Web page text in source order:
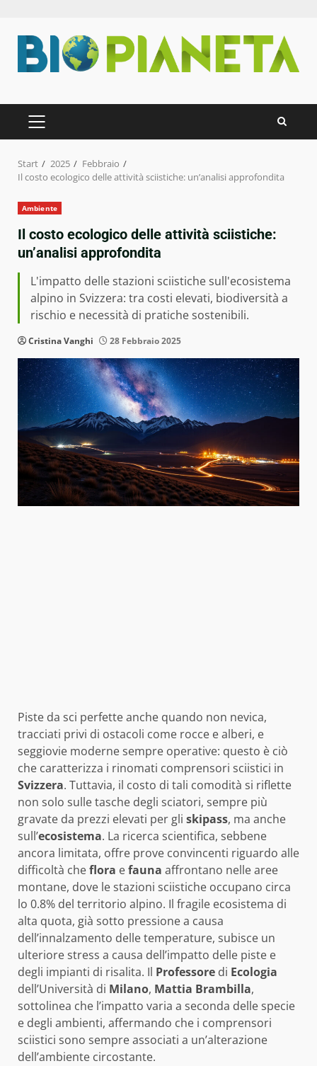
Inhalt
springen
PRIMÄRES
MENÜ
Start 2025
Febbraio
Il costo ecologico delle attività sciistiche: un’analisi approfondita
Ambiente
Il costo ecologico delle attività sciistiche:
un’analisi approfondita
L'impatto delle stazioni sciistiche sull'ecosistema
alpino in Svizzera: tra costi elevati, biodiversità a
rischio e necessità di pratiche sostenibili.
Cristina Vanghi 28 Febbraio 2025
Piste da sci perfette anche quando non nevica,
tracciati privi di ostacoli come rocce e alberi, e
seggiovie moderne sempre operative: questo è ciò
che caratterizza i rinomati comprensori sciistici in
Svizzera. Tuttavia, il costo di tali comodità si riflette
non solo sulle tasche degli sciatori, sempre più
gravate da prezzi elevati per gli skipass, ma anche
sull’ecosistema. La ricerca scientifica, sebbene
ancora limitata, offre prove convincenti riguardo alle
difficoltà cheflora efauna affrontano nelle aree
montane, dove le stazioni sciistiche occupano circa
lo 0.8% del territorio alpino. Il fragile ecosistema di
alta quota, già sotto pressione a causa
dell’innalzamento delle temperature, subisce un
ulteriore stress a causa dell’impatto delle piste e
degli impianti di risalita. Il Professore di Ecologia
dell’Università di Milano, Mattia Brambilla,
sottolinea che l’impatto varia a seconda delle specie
e degli ambienti, affermando che i comprensori
sciistici sono sempre associati a un’alterazione
dell’ambiente circostante.